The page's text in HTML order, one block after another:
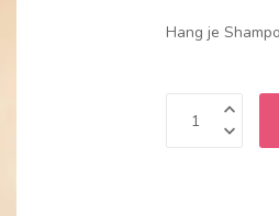
Hang je